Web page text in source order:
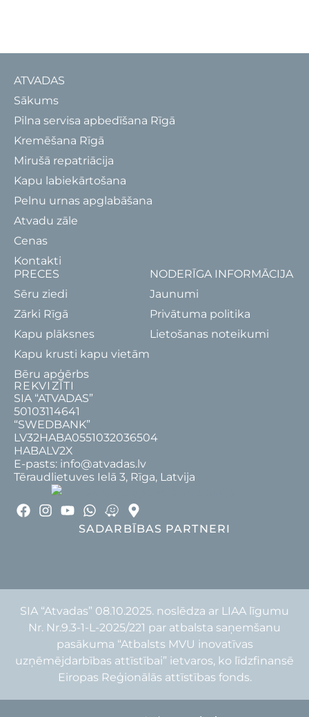
ATVADAS
Sākums
Pilna servisa apbedīšana Rīgā
Kremēšana Rīgā
Mirušā repatriācija
Kapu labiekārtošana
Pelnu urnas apglabāšana
Atvadu zāle
Cenas
Kontakti
PRECES
Sēru ziedi
Zārki Rīgā
Kapu plāksnes
Kapu krusti kapu vietām
Bēru apģērbs
NODERĪGA INFORMĀCIJA
Jaunumi
Privātuma politika
Lietošanas noteikumi
REKVIZĪTI
SIA “ATVADAS”
50103114641
“SWEDBANK”
LV32HABA0551032036504
HABALV2X
E-pasts: info@atvadas.lv
Tēraudlietuves Ielā 3, Rīga, Latvija
SADARBĪBAS PARTNERI
SIA “Atvadas” 08.10.2025. noslēdza ar LIAA līgumu
Nr. Nr.9.3-1-L-2025/221 par atbalsta saņemšanu
pasākuma “Atbalsts MVU inovatīvas
uzņēmējdarbības attīstībai” ietvaros, ko līdzfinansē
Eiropas Reģionālās attīstības fonds.